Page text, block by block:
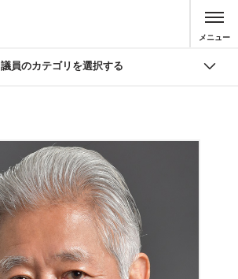
メニュー
議員のカテゴリを選択する
自由民主党 役員
大臣・副大臣・政務官